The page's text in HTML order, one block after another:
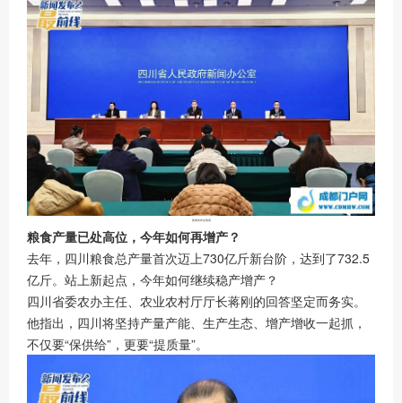
新闻发布会现场
粮食产量已处高位，今年如何再增产？
去年，四川粮食总产量首次迈上730亿斤新台阶，达到了732.5
亿斤。站上新起点，今年如何继续稳产增产？
四川省委农办主任、农业农村厅厅长蒋刚的回答坚定而务实。
他指出，四川将坚持产量产能、生产生态、增产增收一起抓，
不仅要“保供给”，更要“提质量”。